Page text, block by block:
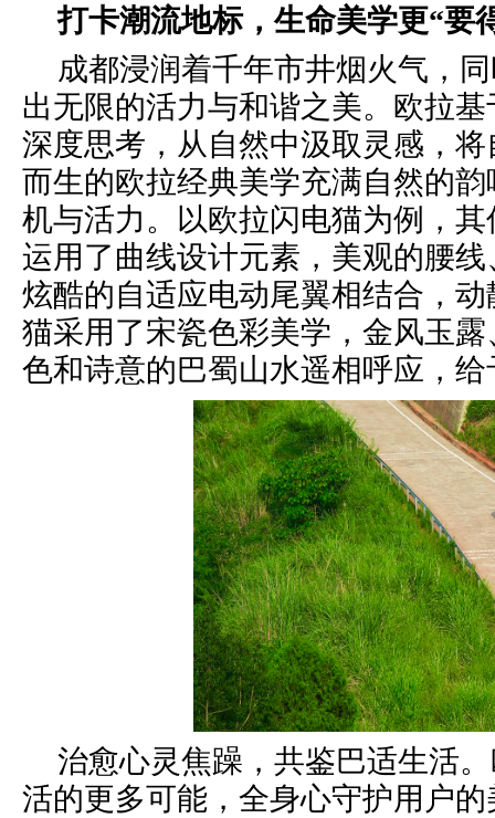
打卡潮流地标，生命美学更“要
成都浸润着千年市井烟火气，
出无限的活力与和谐之美。欧拉
深度思考，从自然中汲取灵感，
而生的欧拉经典美学充满自然的
机与活力。
以欧拉闪电猫为例，其
运用了曲线设计元素，美观的腰
炫酷的自适应电动尾翼相结合，
猫采用了宋瓷色彩美学， 金风玉露
色和诗意的巴蜀山水遥相呼应，
治愈心灵焦躁，共鉴巴适生活
活的更多可能，全身心守护用户